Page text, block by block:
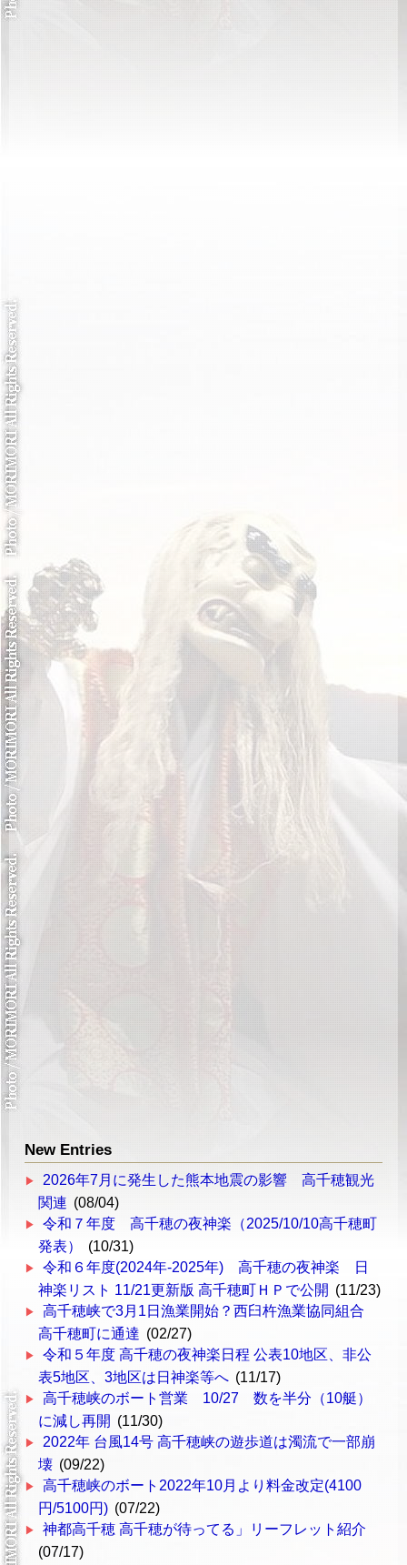
New Entries
2026年7月に発生した熊本地震の影響 高千穂観光
関連 (08/04)
令和７年度 高千穂の夜神楽（2025/10/10高千穂町
発表）
(10/31)
令和６年度(2024年-2025年) 高千穂の夜神楽 日
神楽リスト 11/21更新版 高千穂町ＨＰで公開 (11/23)
高千穂峡で3月1日漁業開始？西臼杵漁業協同組合
高千穂町に通達 (02/27)
令和５年度 高千穂の夜神楽日程 公表10地区、非公
表5地区、3地区は日神楽等へ (11/17)
高千穂峡のボート営業 10/27 数を半分（10艇）
に減し再開 (11/30)
2022年 台風14号 高千穂峡の遊歩道は濁流で一部崩
壊 (09/22)
高千穂峡のボート2022年10月より料金改定(4100
円/5100円) (07/22)
神都高千穂 高千穂が待ってる」リーフレット紹介
(07/17)